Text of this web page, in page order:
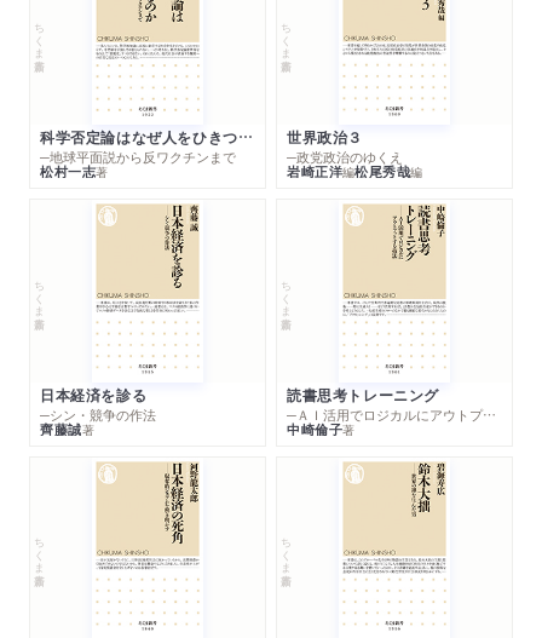
ちくま新書
科学否定論はなぜ人をひきつけるのか
─地球平面説から反ワクチンまで
松村一志著
ちくま新書
世界政治３
─政党政治のゆくえ
岩崎正洋編松尾秀哉編
ちくま新書
日本経済を診る
─シン・競争の作法
齊藤誠著
ちくま新書
読書思考トレーニング
─ＡＩ活用でロジカルにアウトプットする技法
中崎倫子著
ちくま新書 ちくま新書